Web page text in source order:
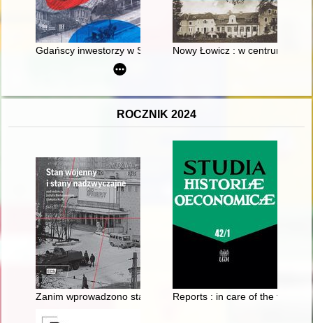
Gdańscy inwestorzy w Sopocie : prestiż finansowy i
Nowy Łowicz : w centrum
ROCZNIK 2024
Zanim wprowadzono stan wojenny : przymiarki do
Reports : in care of the family :